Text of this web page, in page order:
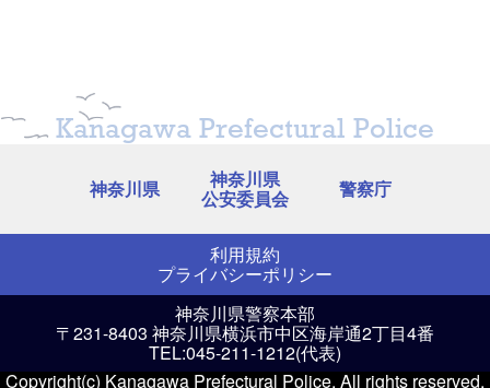
Kanagawa Prefectural Police
神奈川県 神奈川県
公安委員会 警察庁
利用規約
プライバシーポリシー
神奈川県警察本部
〒231-8403 神奈川県横浜市中区海岸通2丁目4番
TEL:045-211-1212(代表)
Copyright(c) Kanagawa Prefectural Police. All rights reserved.